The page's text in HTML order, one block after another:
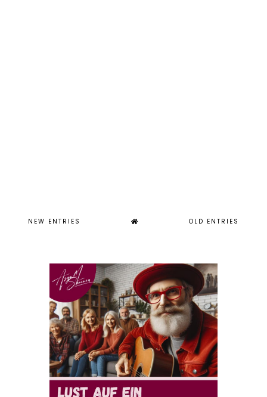
NEW ENTRIES OLD ENTRIES